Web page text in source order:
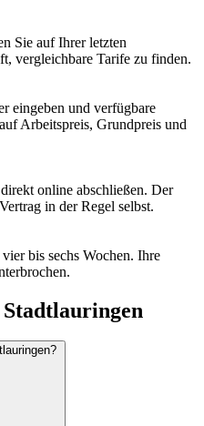
Sie auf Ihrer letzten
vergleichbare Tarife zu finden.
eingeben und verfügbare
Arbeitspreis, Grundpreis und
online abschließen. Der
in der Regel selbst.
bis sechs Wochen. Ihre